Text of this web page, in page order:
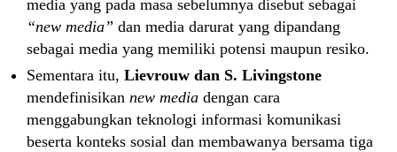
media yang pada masa sebelumnya disebut sebagai
“new media” dan media darurat yang dipandang
sebagai media yang memiliki potensi maupun resiko.
Sementara itu, Lievrouw dan S. Livingstone
mendefinisikan new media dengan cara
menggabungkan teknologi informasi komunikasi
beserta konteks sosial dan membawanya bersama tiga